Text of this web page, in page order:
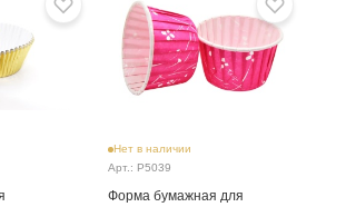
Нет в наличии
Арт.: P5039
Форма бумажная для